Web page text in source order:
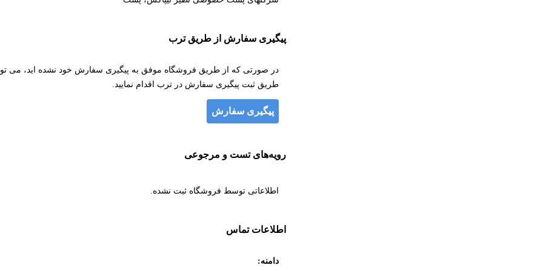
پیگیری سفارش از طریق ترب
در صورتی که از طریق فروشگاه موفق به پیگیری سفارش خود نشده اید، می
طریق ثبت پیگیری سفارش در ترب اقدام نمایید.
پیگیری سفارش
رویه‌های تست و مرجوعی
اطلاعاتی توسط فروشگاه ثبت نشده.
اطلاعات تماس
دامنه: